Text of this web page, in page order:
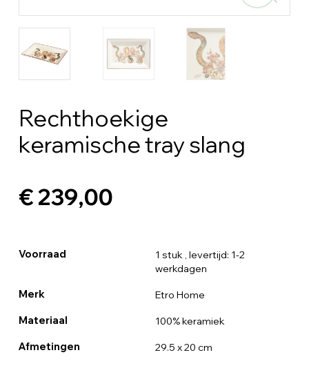
Rechthoekige
keramische tray slang
€ 239,00
Voorraad 1 stuk , levertijd: 1-2
werkdagen
Merk Etro Home
Materiaal 100% keramiek
Afmetingen 29.5 x 20 cm